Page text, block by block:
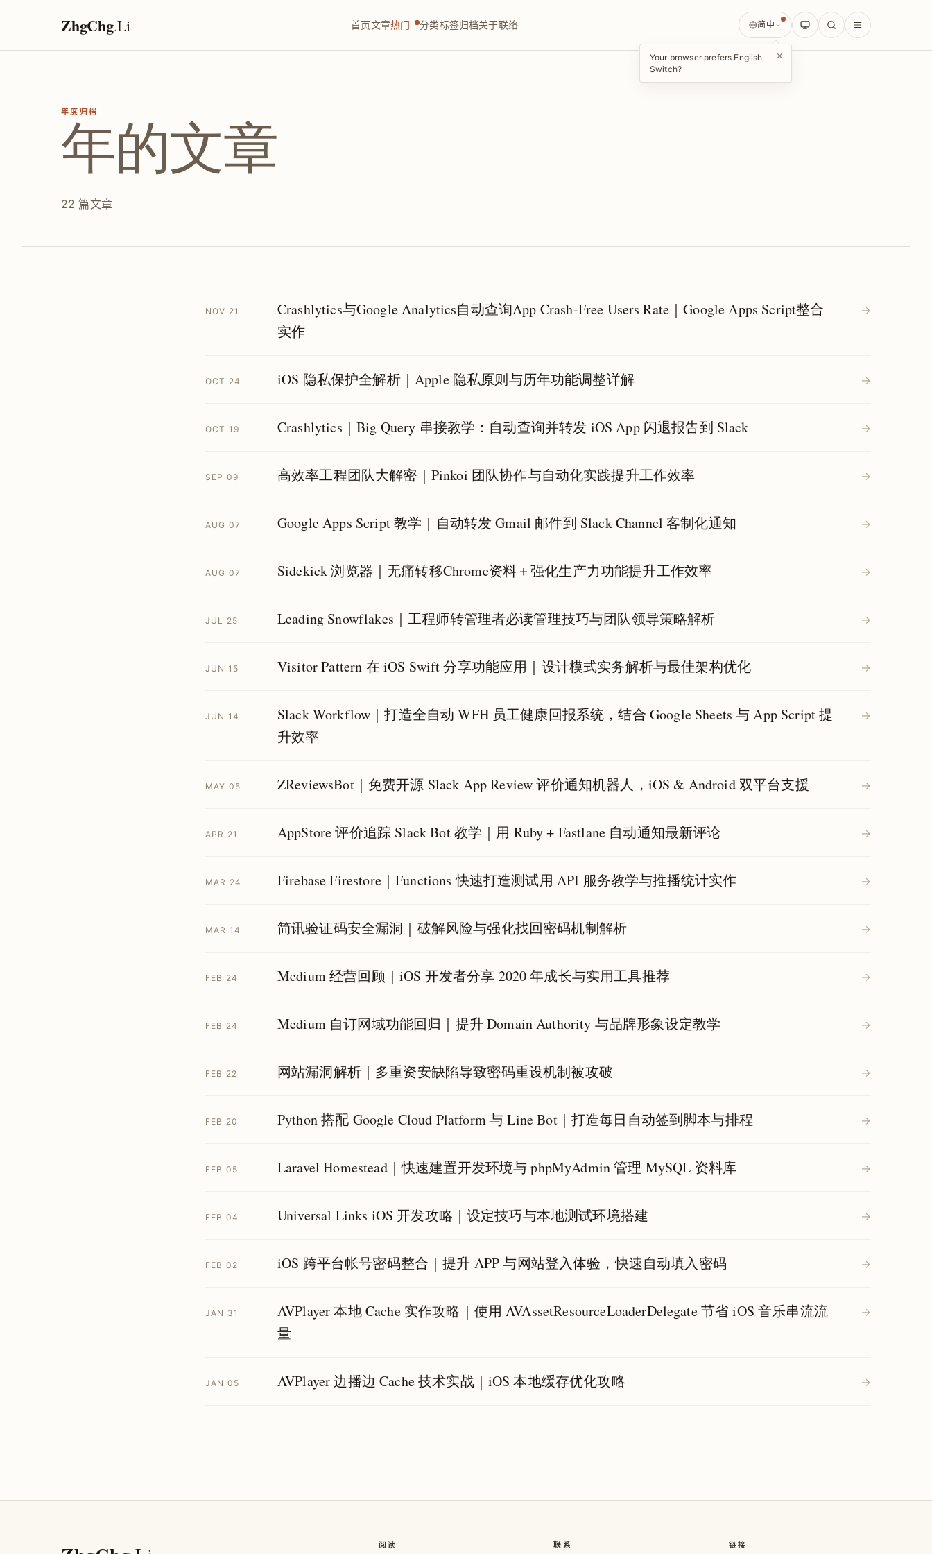
ZhgChg.Li 首页文章热门 分类标签归档关于联络 简中
Your browser prefers English.
Switch?
×
年度归档
年的文章
22 篇文章
NOV 21
Crashlytics与Google Analytics自动查询App Crash-Free Users Rate｜Google Apps Script整合
实作
→
OCT 24 iOS 隐私保护全解析｜Apple 隐私原则与历年功能调整详解 →
OCT 19 Crashlytics｜Big Query 串接教学：自动查询并转发 iOS App 闪退报告到 Slack →
SEP 09 高效率工程团队大解密｜Pinkoi 团队协作与自动化实践提升工作效率 →
AUG 07 Google Apps Script 教学｜自动转发 Gmail 邮件到 Slack Channel 客制化通知 →
AUG 07 Sidekick 浏览器｜无痛转移Chrome资料＋强化生产力功能提升工作效率 →
JUL 25 Leading Snowflakes｜工程师转管理者必读管理技巧与团队领导策略解析 →
JUN 15 Visitor Pattern 在 iOS Swift 分享功能应用｜设计模式实务解析与最佳架构优化 →
JUN 14
Slack Workflow｜打造全自动 WFH 员工健康回报系统，结合 Google Sheets 与 App Script 提
升效率
→
MAY 05 ZReviewsBot｜免费开源 Slack App Review 评价通知机器人，iOS & Android 双平台支援 →
APR 21 AppStore 评价追踪 Slack Bot 教学｜用 Ruby + Fastlane 自动通知最新评论 →
MAR 24 Firebase Firestore｜Functions 快速打造测试用 API 服务教学与推播统计实作 →
MAR 14 简讯验证码安全漏洞｜破解风险与强化找回密码机制解析 →
FEB 24 Medium 经营回顾｜iOS 开发者分享 2020 年成长与实用工具推荐 →
FEB 24 Medium 自订网域功能回归｜提升 Domain Authority 与品牌形象设定教学 →
FEB 22 网站漏洞解析｜多重资安缺陷导致密码重设机制被攻破 →
FEB 20 Python 搭配 Google Cloud Platform 与 Line Bot｜打造每日自动签到脚本与排程 →
FEB 05 Laravel Homestead｜快速建置开发环境与 phpMyAdmin 管理 MySQL 资料库 →
FEB 04 Universal Links iOS 开发攻略｜设定技巧与本地测试环境搭建 →
FEB 02 iOS 跨平台帐号密码整合｜提升 APP 与网站登入体验，快速自动填入密码 →
JAN 31
AVPlayer 本地 Cache 实作攻略｜使用 AVAssetResourceLoaderDelegate 节省 iOS 音乐串流流
量
→
JAN 05 AVPlayer 边播边 Cache 技术实战｜iOS 本地缓存优化攻略 →
阅读 联系 链接